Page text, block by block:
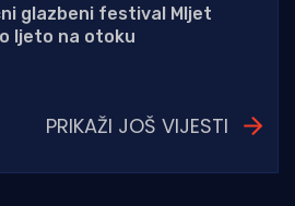
glazbeni festival Mljet
ljeto na otoku
PRIKAŽI JOŠ VIJESTI